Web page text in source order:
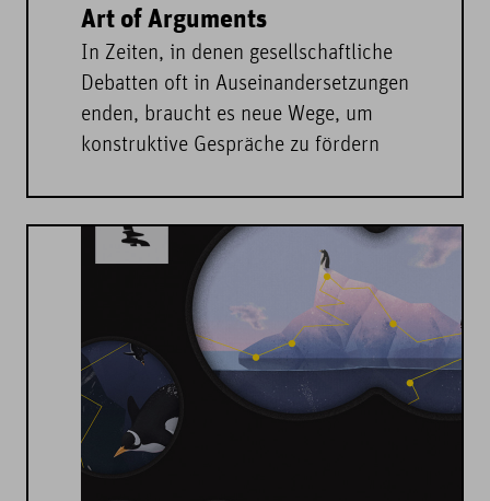
Art of Arguments
In Zeiten, in denen gesellschaftliche
Debatten oft in Auseinandersetzungen
enden, braucht es neue Wege, um
konstruktive Gespräche zu fördern